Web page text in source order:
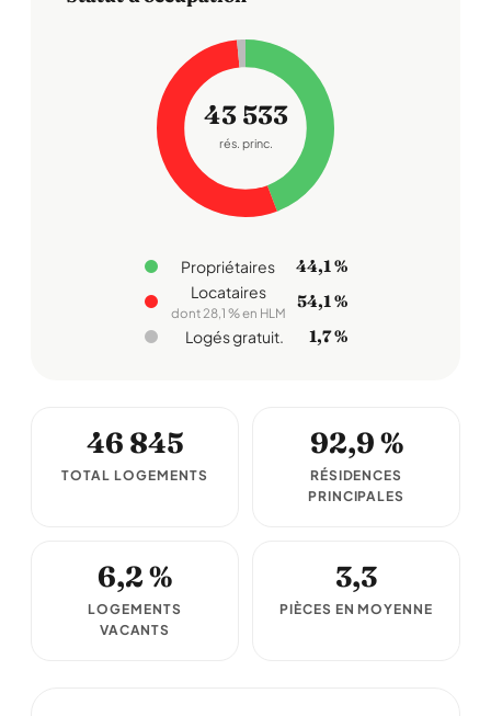
43 533
rés. princ.
Propriétaires 44,1 %
Locataires
dont 28,1 % en HLM
54,1 %
Logés gratuit. 1,7 %
46 845
TOTAL LOGEMENTS
92,9 %
RÉSIDENCES
PRINCIPALES
6,2 %
LOGEMENTS
VACANTS
3,3
PIÈCES EN MOYENNE